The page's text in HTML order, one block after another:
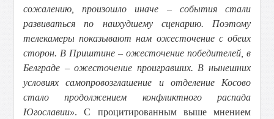
сожалению, произошло иначе – события стали
развиваться по наихудшему сценарию. Поэтому
телекамеры показывают нам ожесточение с обеих
сторон. В Приштине – ожесточение победителей, в
Белграде – ожесточение проигравших. В нынешних
условиях самопровозглашение и отделение Косово
стало продолжением конфликтного распада
Югославии». С процитированным выше мнением